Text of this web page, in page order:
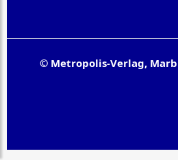
© Metropolis-Verlag,